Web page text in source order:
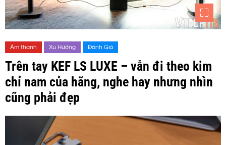
Âm thanh Xu Hướng Đánh Giá
Trên tay KEF LS LUXE – vẫn đi theo kim
chỉ nam của hãng, nghe hay nhưng nhìn
cũng phải đẹp